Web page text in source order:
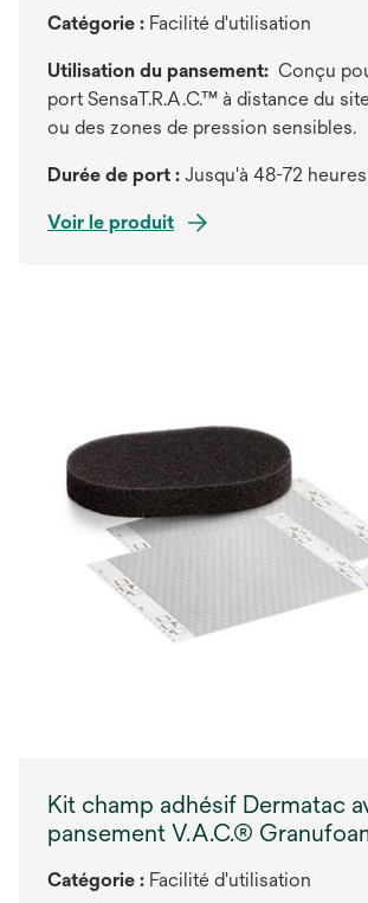
Catégorie : Facilité d'utilisation
Utilisation du pansement: Conçu
port SensaT.R.A.C.™ à distance du
ou des zones de pression sensibles.
Durée de port : Jusqu'à 48-72 heures
Voir le produit
Kit champ adhésif Dermatac
pansement V.A.C.®
Catégorie : Facilité d'utilisation